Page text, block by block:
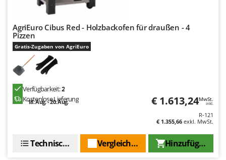
Tornado
Trev - Abrek - TecnoVIR
Trotec
Troy-Bilt
U
Udor
Verdemax
AgriEuro Cibus Red - Holzbackofen für draußen - 4
Pizzen
Gratis-Zugaben von AgriEuro
Verfügbarkeit:2
Kostenlose Lieferung
18. Aug. - 20. Aug. € 1.613,24MwSt.
inkl.
R-121
€ 1.355,66 exkl. MwSt.
Hinzufügen
Vergleichen Sie
Technische Daten